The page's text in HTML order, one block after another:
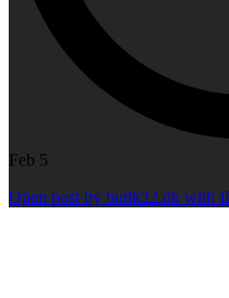
Feb 5
Open post by butik22.dk with